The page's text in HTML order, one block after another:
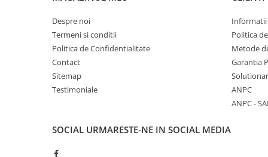
Despre noi
Termeni si conditii
Politica de Confidentialitate
Contact
Sitemap
Testimoniale
Politica
Metode
Garantia
ANPC
ANPC -
SOCIAL URMARESTE-NE IN SOCIAL MEDIA